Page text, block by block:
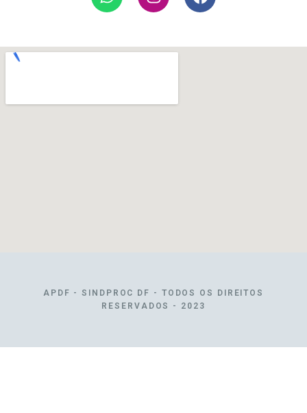
APDF - SINDPROC DF - TODOS OS DIREITOS
RESERVADOS - 2023